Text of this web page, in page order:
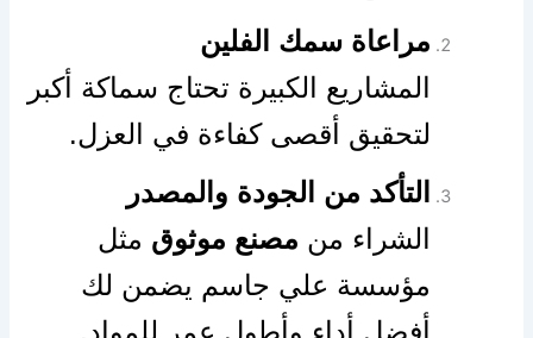
مراعاة سمك الفلين
المشاريع الكبيرة تحتاج سماكة أكبر
لتحقيق أقصى كفاءة في العزل.
التأكد من الجودة والمصدر
الشراء من مصنع موثوق مثل
مؤسسة علي جاسم يضمن لك
أفضل أداء وأطول عمر للمواد.